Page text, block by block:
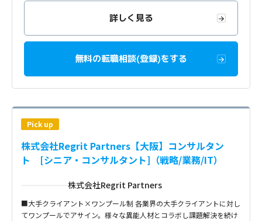
詳しく見る
無料の転職相談(登録)をする
Pick up
株式会社Regrit Partners【大阪】コンサルタン
ト [シニア・コンサルタント]（戦略/業務/IT）
株式会社Regrit Partners
■大手クライアント×ワンプール制 各業界の大手クライアントに対し
てワンプールでアサイン。様々な異能人材とコラボし課題解決を続け